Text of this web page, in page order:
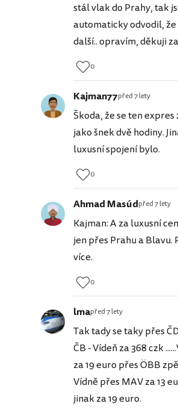
stál vlak do Prahy, tak
automaticky odvodil,
další.. opravím, děkuji
0
Kajman77před 7 lety
Škoda, že se ten
jako šnek dvě hodiny.
luxusní spojení bylo.
0
Ahmad Masúdpřed 7 lety
Kajman: A za luxusní
jen přes Prahu a Blavu.
více.
0
lmapřed 7 lety
Tak tady se taky přes
ČB - Vídeň za 368 czk
za 19 euro přes ÖBB
Vídně přes MAV za 13
jinak za 19 euro.